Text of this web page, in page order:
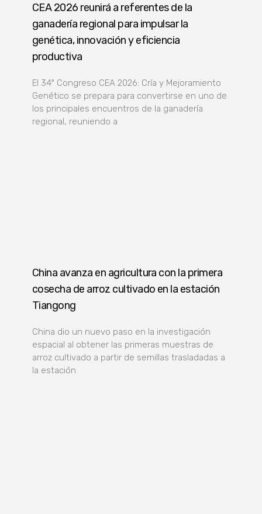
CEA 2026 reunirá a referentes de la
ganadería regional para impulsar la
genética, innovación y eficiencia
productiva
El 34º Congreso CEA 2026: Cría y Mejoramiento
Genético se prepara para convertirse en uno de
los principales encuentros de la ganadería
regional, reuniendo a
China avanza en agricultura con la primera
cosecha de arroz cultivado en la estación
Tiangong
China dio un nuevo paso en la investigación
espacial al obtener las primeras muestras de
arroz cultivado a partir de semillas trasladadas a
la estación